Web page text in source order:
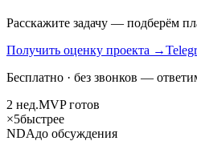
Расскажите задачу — подберём
Получить оценку проекта →
Бесплатно · без звонков —
2 нед.MVP готов
×5быстрее
NDAдо обсуждения